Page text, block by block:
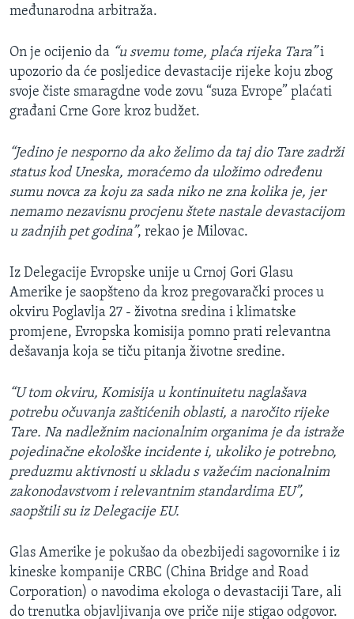
međunarodna arbitraža.
On je ocijenio da “u svemu tome, plaća rijeka Tara”i
upozorio da će posljedice devastacije rijeke koju zbog
svoje čiste smaragdne vode zovu “suza Evrope” plaćati
građani Crne Gore kroz budžet.
“Jedino je nesporno da ako želimo da taj dio Tare zadrži
status kod Uneska, moraćemo da uložimo određenu
sumu novca za koju za sada niko ne zna kolika je, jer
nemamo nezavisnu procjenu štete nastale devastacijom
u zadnjih pet godina”, rekao je Milovac.
Iz Delegacije Evropske unije u Crnoj Gori Glasu
Amerike je saopšteno da kroz pregovarački proces u
okviru Poglavlja 27 - životna sredina i klimatske
promjene, Evropska komisija pomno prati relevantna
dešavanja koja se tiču pitanja životne sredine.
“U tom okviru, Komisija u kontinuitetu naglašava
potrebu očuvanja zaštićenih oblasti, a naročito rijeke
Tare. Na nadležnim nacionalnim organima je da istraže
pojedinačne ekološke incidente i, ukoliko je potrebno,
preduzmu aktivnosti u skladu s važećim nacionalnim
zakonodavstvom i relevantnim standardima EU”,
saopštili su iz Delegacije EU.
Glas Amerike je pokušao da obezbijedi sagovornike i iz
kineske kompanije CRBC (China Bridge and Road
Corporation) o navodima ekologa o devastaciji Tare, ali
do trenutka objavljivanja ove priče nije stigao odgovor.